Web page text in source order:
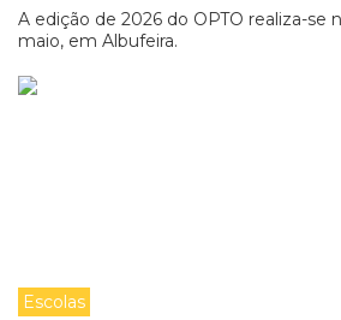
A edição de 2026 do OPTO realiza-se
maio, em Albufeira.
Escolas